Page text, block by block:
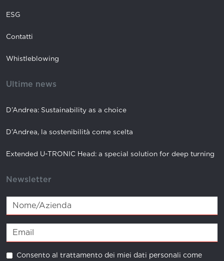
ESG
Contatti
Whistleblowing
Ultime news
D’Andrea: Sustainability as a choice
D’Andrea, la sostenibilità come scelta
Extended U-TRONIC Head: a special solution for deep turning
Newsletter
Consento al trattamento dei miei dati personali come